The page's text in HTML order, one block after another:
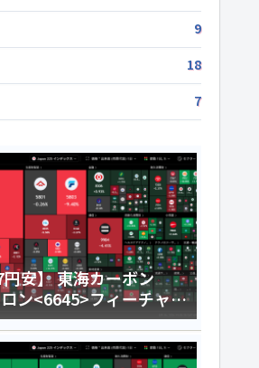
9
18
7
安】 東海カーボン
ン<6645>フィーチャ
デイトレ8月6日